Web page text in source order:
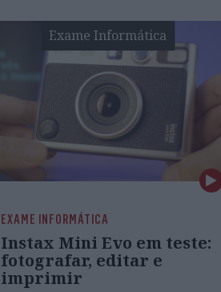
Exame Informática
EXAME INFORMÁTICA
Instax Mini Evo em teste:
fotografar, editar e
imprimir